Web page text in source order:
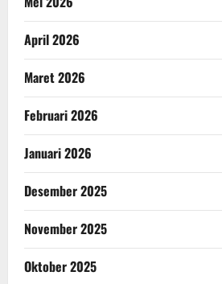
April 2026
Maret 2026
Februari 2026
Januari 2026
Desember 2025
November 2025
Oktober 2025